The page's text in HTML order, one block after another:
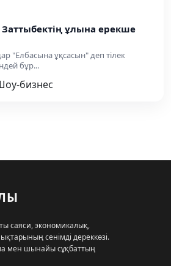
ұлына ерекше
"Елбасына ұқсасын" деп тілек
бұр...
бизнес
саяси, экономикалық,
сенімді дереккөзі.
мен шынайы сұқбаттың